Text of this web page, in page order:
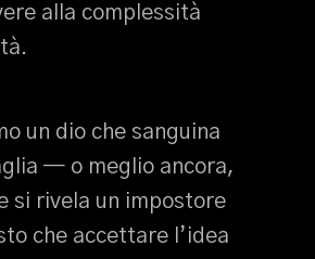
alla complessità
un dio che sanguina
— o meglio ancora,
si rivela un impostore
che accettare l’idea